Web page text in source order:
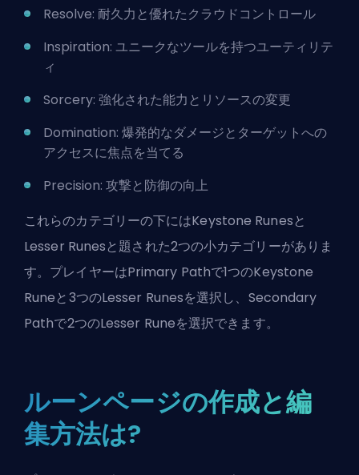
Resolve: 耐久力と優れたクラウドコントロール
Inspiration: ユニークなツールを持つユーティリテ
ィ
Sorcery: 強化された能力とリソースの変更
Domination: 爆発的なダメージとターゲットへの
アクセスに焦点を当てる
Precision: 攻撃と防御の向上
これらのカテゴリーの下にはKeystone Runesと
Lesser Runesと題された2つの小カテゴリーがありま
す。プレイヤーはPrimary Pathで1つのKeystone
Runeと3つのLesser Runesを選択し、Secondary
Pathで2つのLesser Runeを選択できます。
ルーンページの作成と編
集方法は?